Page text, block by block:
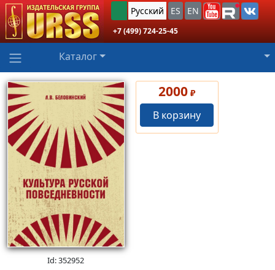
Русский ES EN
+7 (499) 724-25-45
Каталог
Id: 352952
2000 ₽
В корзину